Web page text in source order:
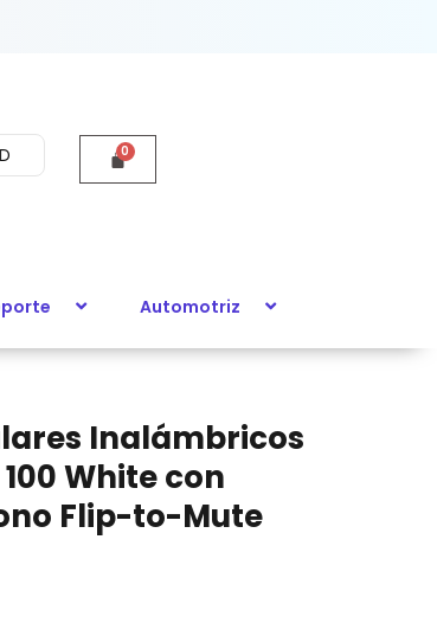
Automotriz
Inalámbricos
White con
Flip-to-Mute